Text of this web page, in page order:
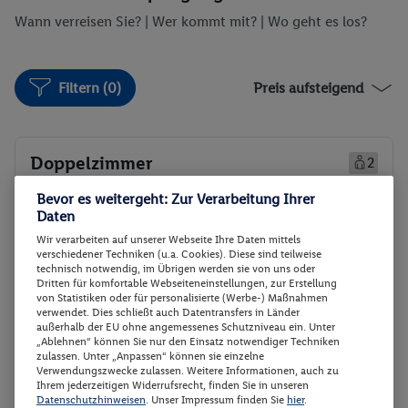
Wann verreisen Sie? | Wer kommt mit? | Wo geht es los?
Filtern (0) Preis aufsteigend
Doppelzimmer
2
Zimmerdetails
Buchen
Doppelzimmer
14.12. - 19.12.2026
Ab/ bis München (DE) Flugdetails anzeigen
Flex Tarif zubuchbar
Doppelzimmer
Halbpension
p.P.
847.-
Gesamt 1694 €
Bevor es weitergeht: Zur Verarbeitung Ihrer
Daten
Wir verarbeiten auf unserer Webseite Ihre Daten mittels
verschiedener Techniken (u.a. Cookies). Diese sind teilweise
technisch notwendig, im Übrigen werden sie von uns oder
Dritten für komfortable Webseiteneinstellungen, zur Erstellung
von Statistiken oder für personalisierte (Werbe-) Maßnahmen
verwendet. Dies schließt auch Datentransfers in Länder
außerhalb der EU ohne angemessenes Schutzniveau ein. Unter
„Ablehnen“ können Sie nur den Einsatz notwendiger Techniken
zulassen. Unter „Anpassen“ können sie einzelne
Verwendungszwecke zulassen. Weitere Informationen, auch zu
Ihrem jederzeitigen Widerrufsrecht, finden Sie in unseren
Datenschutzhinweisen. Unser Impressum finden Sie hier.